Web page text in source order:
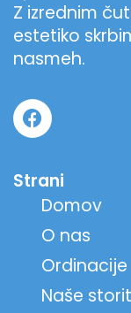
Z izrednim
estetiko
nasmeh.
Strani
Domov
O nas
Ordinacije
Naše